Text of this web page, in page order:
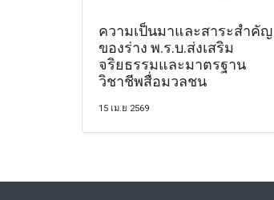
ความเป็นมาและสาระสำคัญ
ของร่าง พ.ร.บ.ส่งเสริม
จริยธรรมและมาตรฐาน
วิชาชีพสื่อมวลชน
15 เม.ย 2569